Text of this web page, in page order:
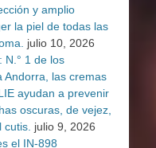
y amplio
la piel de todas las
julio 10, 2026
N.° 1 de los
Andorra, las cremas
ayudan a prevenir
oscuras, de vejez,
julio 9, 2026
el IN-898